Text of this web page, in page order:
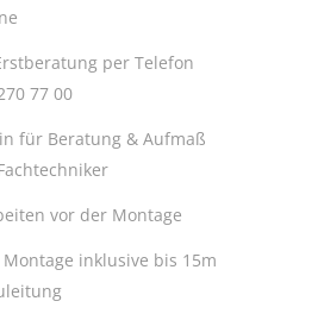
per Telefon
77 00
für Beratung & Aufmaß
vor der Montage
inklusive bis 15m